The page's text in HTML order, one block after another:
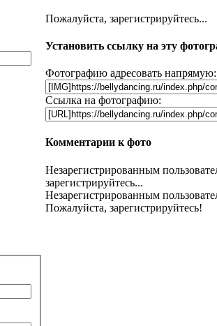
Пожалуйста, зарегистрируйтесь...
Установить ссылку на эту
Фотографию адресовать напрямую:
Ссылка на фотографию:
Комментарии к фото
Незарегистрированным
зарегистрируйтесь...
Незарегистрированным
Пожалуйста, зарегистрируйтесь!